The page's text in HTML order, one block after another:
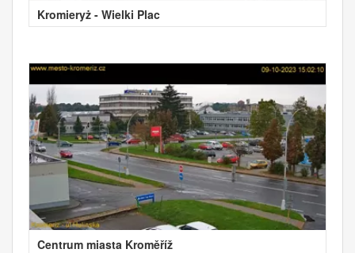
Kromieryż - Wielki Plac
Centrum miasta Kroměříž